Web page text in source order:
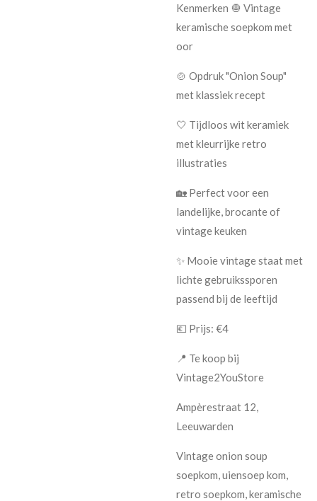
Kenmerken 🧅 Vintage
keramische soepkom met
oor
🍲 Opdruk "Onion Soup"
met klassiek recept
🤍 Tijdloos wit keramiek
met kleurrijke retro
illustraties
🏡 Perfect voor een
landelijke, brocante of
vintage keuken
✨ Mooie vintage staat met
lichte gebruikssporen
passend bij de leeftijd
💶 Prijs: €4
📍 Te koop bij
Vintage2YouStore
Ampèrestraat 12,
Leeuwarden
Vintage onion soup
soepkom, uiensoep kom,
retro soepkom, keramische